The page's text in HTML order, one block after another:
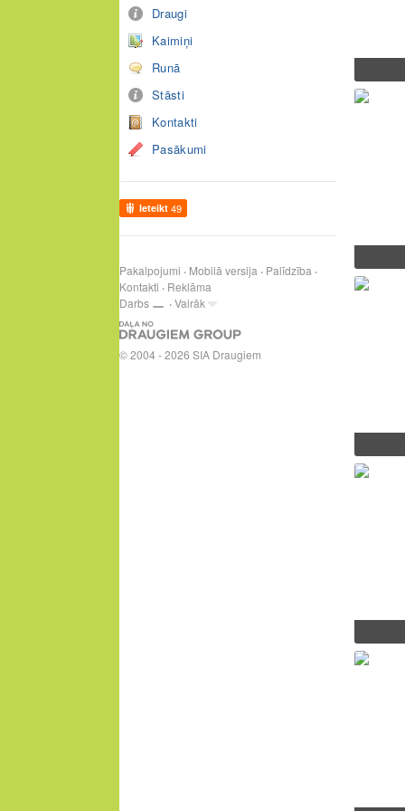
Draugi
Kaimiņi
Runā
Stāsti
Kontakti
Pasākumi
Ieteikt 49
Pakalpojumi Mobilā versija
Palīdzība
Kontakti
Reklāma
Darbs
Vairāk
© 2004 - 2026 SIA Draugiem